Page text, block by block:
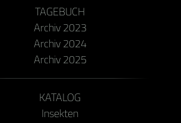
TAGEBUCH
Archiv 2023
Archiv 2024
Archiv 2025
KATALOG
Insekten